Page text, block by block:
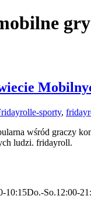
gry
e-sporty,
wśród graczy
ludzi. fridayroll.
10:15Do.-So.12:00-